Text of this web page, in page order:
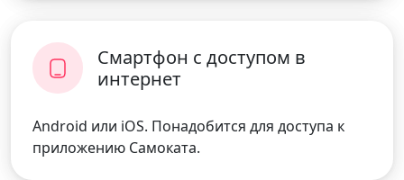
Смартфон с доступом в
интернет
Android или iOS. Понадобится для доступа к
приложению Самоката.